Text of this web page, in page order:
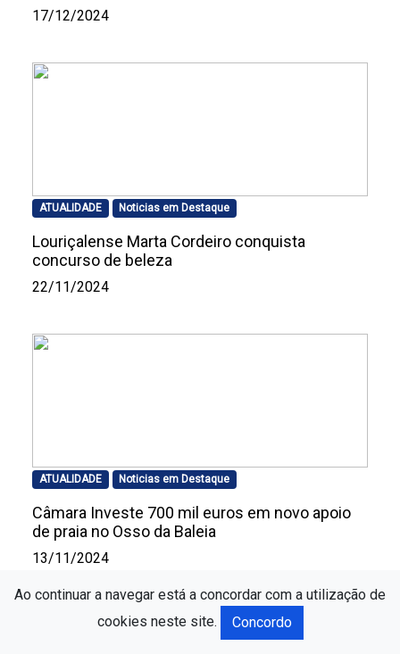
17/12/2024
ATUALIDADE Noticias em Destaque
Louriçalense Marta Cordeiro conquista
concurso de beleza
22/11/2024
ATUALIDADE Noticias em Destaque
Câmara Investe 700 mil euros em novo apoio
de praia no Osso da Baleia
13/11/2024
Ao continuar a navegar está a concordar com a utilização de
cookies neste site.
Concordo